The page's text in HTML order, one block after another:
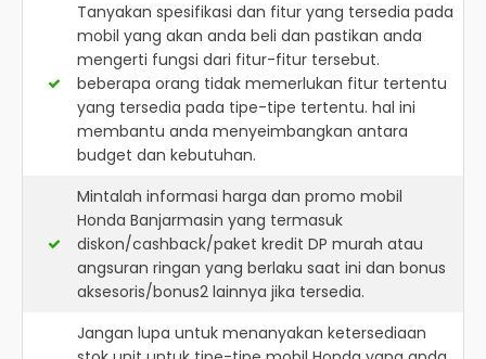
Tanyakan spesifikasi dan fitur yang tersedia pada
mobil yang akan anda beli dan pastikan anda
mengerti fungsi dari fitur-fitur tersebut.
beberapa orang tidak memerlukan fitur tertentu
yang tersedia pada tipe-tipe tertentu. hal ini
membantu anda menyeimbangkan antara
budget dan kebutuhan.
Mintalah informasi harga dan promo mobil
Honda Banjarmasin yang termasuk
diskon/cashback/paket kredit DP murah atau
angsuran ringan yang berlaku saat ini dan bonus
aksesoris/bonus2 lainnya jika tersedia.
Jangan lupa untuk menanyakan ketersediaan